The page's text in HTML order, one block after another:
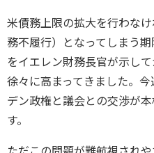
米債務上限の拡大を行わな
務不履行）となってしまう
をイエレン財務長官が示し
徐々に高まってきました。
デン政権と議会との交渉が
す。